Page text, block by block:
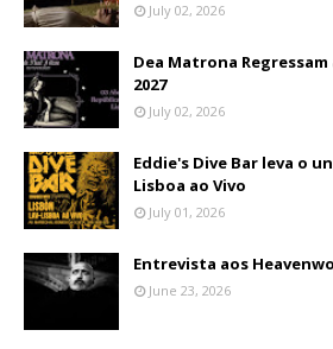
July 02, 2026
Dea Matrona
2027
July 02, 2026
Eddie's Dive Bar leva o
Lisboa ao Vivo
July 01, 2026
Entrevista aos
June 23, 2026